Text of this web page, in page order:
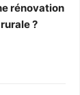
rénovation
?